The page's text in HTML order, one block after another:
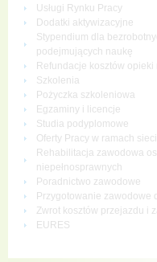
Usługi Rynku Pracy
Dodatki aktywizacyjne
Stypendium dla
podejmujących naukę
Refundacje kosztów opieki
Szkolenia
Pożyczka szkoleniowa
Egzaminy i licencje
Studia podyplomowe
Oferty Pracy w ramach
Rehabilitacja zawodowa
niepełnosprawnych
Poradnictwo zawodowe
Przygotowanie zawodowe
Zwrot kosztów przejazdu i
EURES